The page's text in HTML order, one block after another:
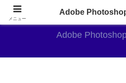
AdobePhotoshopがや
Adobe
メニュー
Adobe